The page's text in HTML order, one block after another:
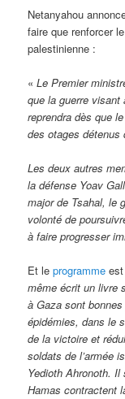
Netanyahou
faire que renforcer
palestinienne :
«Le Premier
que la guerre visant
reprendra dès que
des otages détenus
Les deux autres
la défense Yoav
major de Tsahal, le
volonté de
à faire progresser
Et leprogramme
même écrit un livre
à Gaza sont
épidémies, dans le
de la victoire et
soldats de l’armée
Yedioth Ahronoth. Il
Hamas contractent